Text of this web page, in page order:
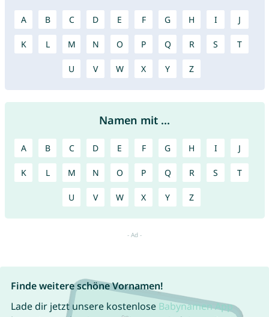
A B C D E F G H I J
K L M N O P Q R S T
U V W X Y Z
Namen mit ...
A B C D E F G H I J
K L M N O P Q R S T
U V W X Y Z
Finde weitere schöne Vornamen!
Lade dir jetzt unsere kostenlose Babynamen App